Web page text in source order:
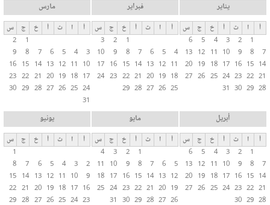
ب
ا
ت
ا
ل
أ
س
ا
س
ي
ة
يناير
أ ا ث أ خ ج
س
1
2
3
4
5
6
7
8
9
10
11
12
13
14
15
16
17
18
19
20
21
22
23
24
25
26
27
28
29
30
31
فبراير
أ ا ث أ خ ج
س
1
2
3
4
5
6
7
8
9
10
11
12
13
14
15
16
17
18
19
20
21
22
23
24
25
26
27
28
29
مارس
أ ا ث أ خ ج
س
1
2
3
4
5
6
7
8
9
10
11
12
13
14
15
16
17
18
19
20
21
22
23
24
25
26
27
28
29
30
31
أبريل
أ ا ث أ خ ج
س
1
2
3
4
5
6
7
8
9
10
11
12
13
14
15
16
17
18
19
20
21
22
23
24
25
26
27
28
29
30
مايو
أ ا ث أ خ ج
س
1
2
3
4
5
6
7
8
9
10
11
12
13
14
15
16
17
18
19
20
21
22
23
24
25
26
27
28
29
30
31
يونيو
أ ا ث أ خ ج
س
1
2
3
4
5
6
7
8
9
10
11
12
13
14
15
16
17
18
19
20
21
22
23
24
25
26
27
28
29